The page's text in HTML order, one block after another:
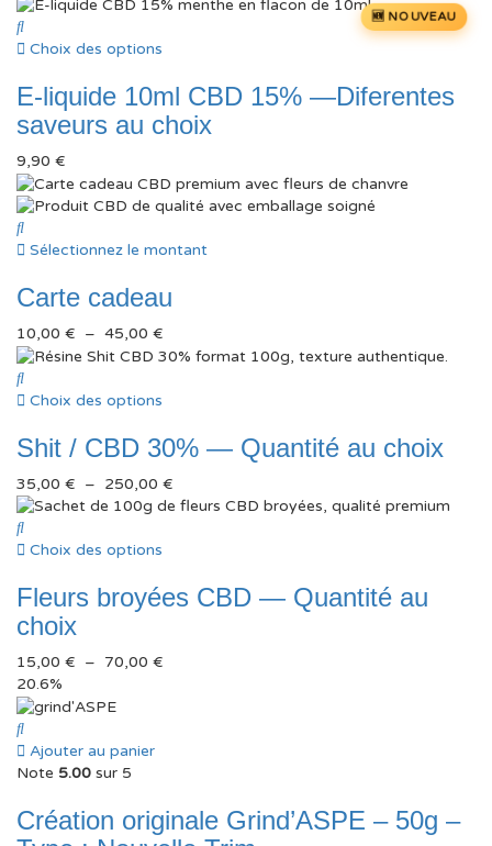
Choix des options
E-liquide 10ml CBD 15% —Diferentes
saveurs au choix
9,90 €
NOUVEAU
Sélectionnez le montant
Carte cadeau
10,00 € – 45,00 €
de
45,00 €
Choix des options
Shit / CBD 30% — Quantité au choix
35,00 € – 250,00 €
de
250,00 €
Choix des options
Fleurs broyées CBD — Quantité au
choix
15,00 € – 70,00 €
20.6%
Ajouter au panier
Note 5.00 sur 5
Création originale Grind’ASPE – 50g –